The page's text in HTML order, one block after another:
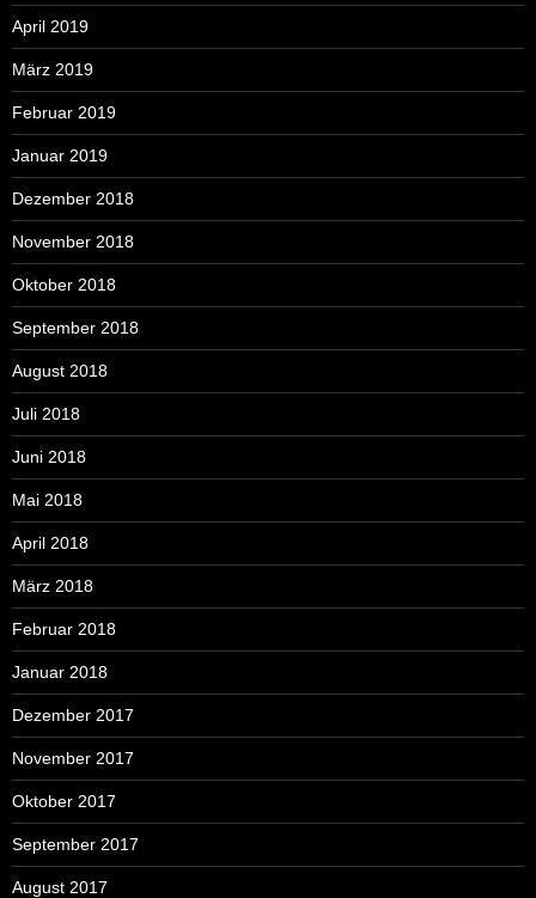
April 2019
März 2019
Februar 2019
Januar 2019
Dezember 2018
November 2018
Oktober 2018
September 2018
August 2018
Juli 2018
Juni 2018
Mai 2018
April 2018
März 2018
Februar 2018
Januar 2018
Dezember 2017
November 2017
Oktober 2017
September 2017
August 2017